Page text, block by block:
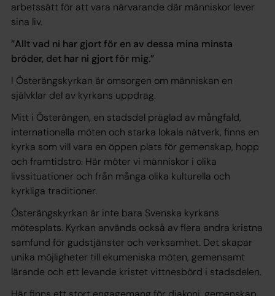
arbetssätt för att vara närvarande där människor lever
sina liv.
”Allt vad ni har gjort för en av dessa mina minsta
bröder, det har ni gjort för mig.”
I Österängskyrkan är omsorgen om människan en
självklar del av kyrkans uppdrag.
Mitt i Österängen, en stadsdel präglad av mångfald,
internationella möten och starka lokala nätverk, finns en
kyrka som vill vara en öppen plats för gemenskap, hopp
och framtidstro. Här möter vi människor i olika
livssituationer och från många olika kulturella och
kyrkliga traditioner.
Österängskyrkan är inte bara Svenska kyrkans
mötesplats. Kyrkan används också av flera andra kristna
samfund för gudstjänster och verksamhet. Det skapar
unika möjligheter till ekumeniska möten, gemensamt
lärande och ett levande kristet vittnesbörd i stadsdelen.